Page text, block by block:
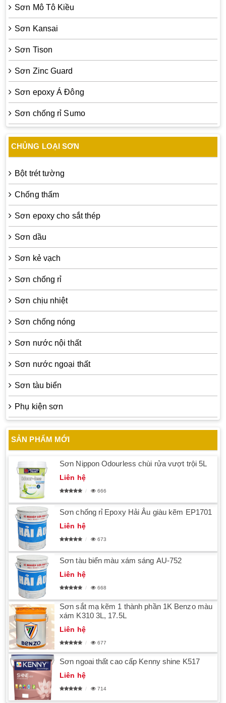
Sơn Mô Tô Kiều
Sơn Kansai
Sơn Tison
Sơn Zinc Guard
Sơn epoxy Á Đông
Sơn chống rỉ Sumo
CHỦNG LOẠI SƠN
Bột trét tường
Chống thấm
Sơn epoxy cho sắt thép
Sơn dầu
Sơn kẻ vạch
Sơn chống rỉ
Sơn chịu nhiệt
Sơn chống nóng
Sơn nước nội thất
Sơn nước ngoại thất
Sơn tàu biển
Phụ kiện sơn
SẢN PHẨM MỚI
Sơn Nippon Odourless chùi rửa vượt trội 5L
Liên hệ
666
Sơn chống rỉ Epoxy Hải Âu giàu kẽm EP1701
Liên hệ
673
Sơn tàu biển màu xám sáng AU-752
Liên hệ
668
Sơn sắt mạ kẽm 1 thành phần 1K Benzo màu
xám K310 3L, 17.5L
Liên hệ
677
Sơn ngoai thất cao cấp Kenny shine K517
Liên hệ
714